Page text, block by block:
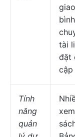
tài
đặt
cập
Tính
năng
quản